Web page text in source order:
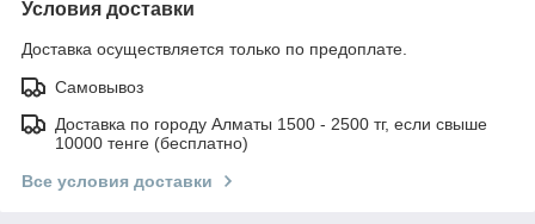
Условия доставки
Доставка осуществляется только по предоплате.
Самовывоз
Доставка по городу Алматы 1500 - 2500 тг, если свыше
10000 тенге (бесплатно)
Все условия доставки